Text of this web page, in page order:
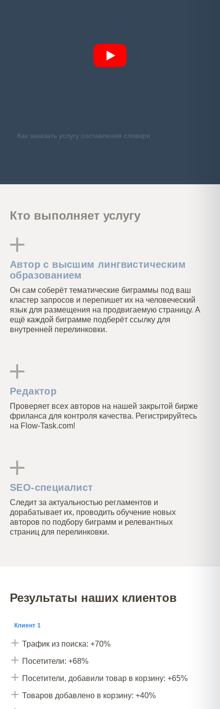
Как заказать услугу составления словаря
Кто выполняет услугу
Автор с высшим лингвистическим
образованием
Он сам соберёт тематические биграммы под ваш
кластер запросов и перепишет их на человеческий
язык для размещения на продвигаемую страницу. А
ещё каждой биграмме подберёт ссылку для
внутренней перелинковки.
Редактор
Проверяет всех авторов на нашей закрытой бирже
фриланса для контроля качества. Регистрируйтесь
на Flow-Task.com!
SEO-специалист
Следит за актуальностью регламентов и
дорабатывает их, проводить обучение новых
авторов по подбору биграмм и релевантных
страниц для перелинковки.
Результаты наших клиентов
Клиент 1
Трафик из поиска: +70%
Посетители: +68%
Посетители, добавили товар в корзину: +65%
Товаров добавлено в корзину: +40%